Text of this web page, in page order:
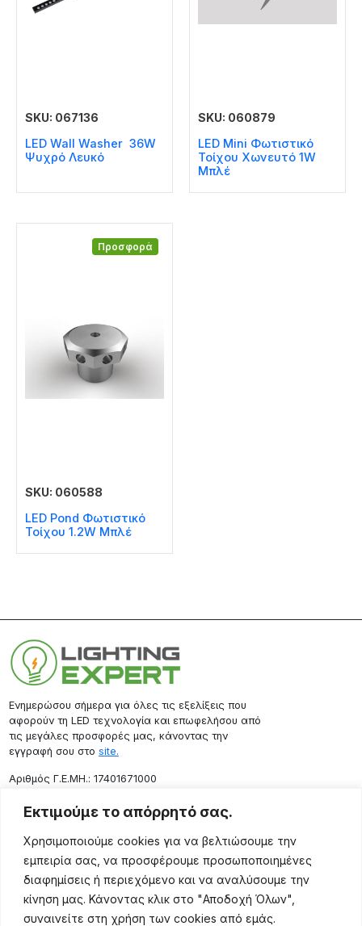
Εκτιμούμε το απόρρητό σας.
Χρησιμοποιούμε cookies για να βελτιώσουμε την
εμπειρία σας, να προσφέρουμε προσωποποιημένες
διαφημίσεις ή περιεχόμενο και να αναλύσουμε την
κίνηση μας. Κάνοντας κλικ στο "Αποδοχή Όλων",
συναινείτε στη χρήση των cookies από εμάς.
SKU: 067136
LED Wall Washer 36W
Ψυχρό Λευκό
SKU: 060879
LED Mini Φωτιστικό
Τοίχου Χωνευτό 1W
Μπλέ
Προσφορά
SKU: 060588
LED Pond Φωτιστικό
Τοίχου 1.2W Μπλέ
Ενημερώσου σήμερα για όλες τις εξελίξεις που
αφορούν τη LED τεχνολογία και επωφελήσου από
τις μεγάλες προσφορές μας, κάνοντας την
εγγραφή σου στο site.
Aριθμός Γ.Ε.ΜΗ.: 17401671000
Επικοινωνία
Ρόδου 133, Αθήνα 10443
(+30) 211 725 5427
sales@lightingexpert.gr